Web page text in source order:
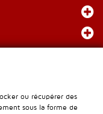
ou récupérer des
sous la forme de